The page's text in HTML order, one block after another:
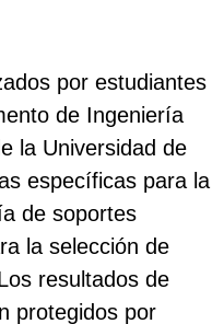
por estudiantes
de Ingeniería
la Universidad de
específicas para la
de soportes
la selección de
resultados de
protegidos por